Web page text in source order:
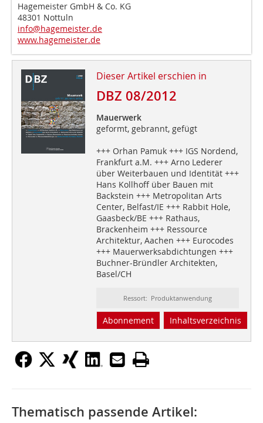
Hagemeister GmbH & Co. KG
48301 Nottuln
info@hagemeister.de
www.hagemeister.de
Dieser Artikel erschien in
DBZ 08/2012
Mauerwerk
geformt, gebrannt, gefügt
+++ Orhan Pamuk +++ IGS Nordend,
Frankfurt a.M. +++ Arno Lederer
über Weiterbauen und Identität +++
Hans Kollhoff über Bauen mit
Backstein +++ Metropolitan Arts
Center, Belfast/IE +++ Rabbit Hole,
Gaasbeck/BE +++ Rathaus,
Brackenheim +++ Ressource
Architektur, Aachen +++ Eurocodes
+++ Mauerwerksabdichtungen +++
Buchner-Bründler Architekten,
Basel/CH
Ressort: Produktanwendung
Abonnement Inhaltsverzeichnis
Thematisch passende Artikel: